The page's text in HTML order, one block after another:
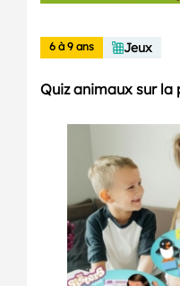
6 à 9 ans Jeux
Quiz animaux sur la